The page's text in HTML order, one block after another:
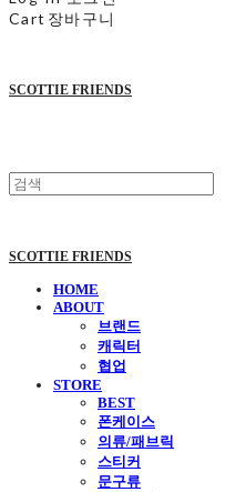
Cart 장바구니
SCOTTIE FRIENDS
SCOTTIE FRIENDS
HOME
ABOUT
브랜드
캐릭터
협업
STORE
BEST
폰케이스
의류/패브릭
스티커
문구류